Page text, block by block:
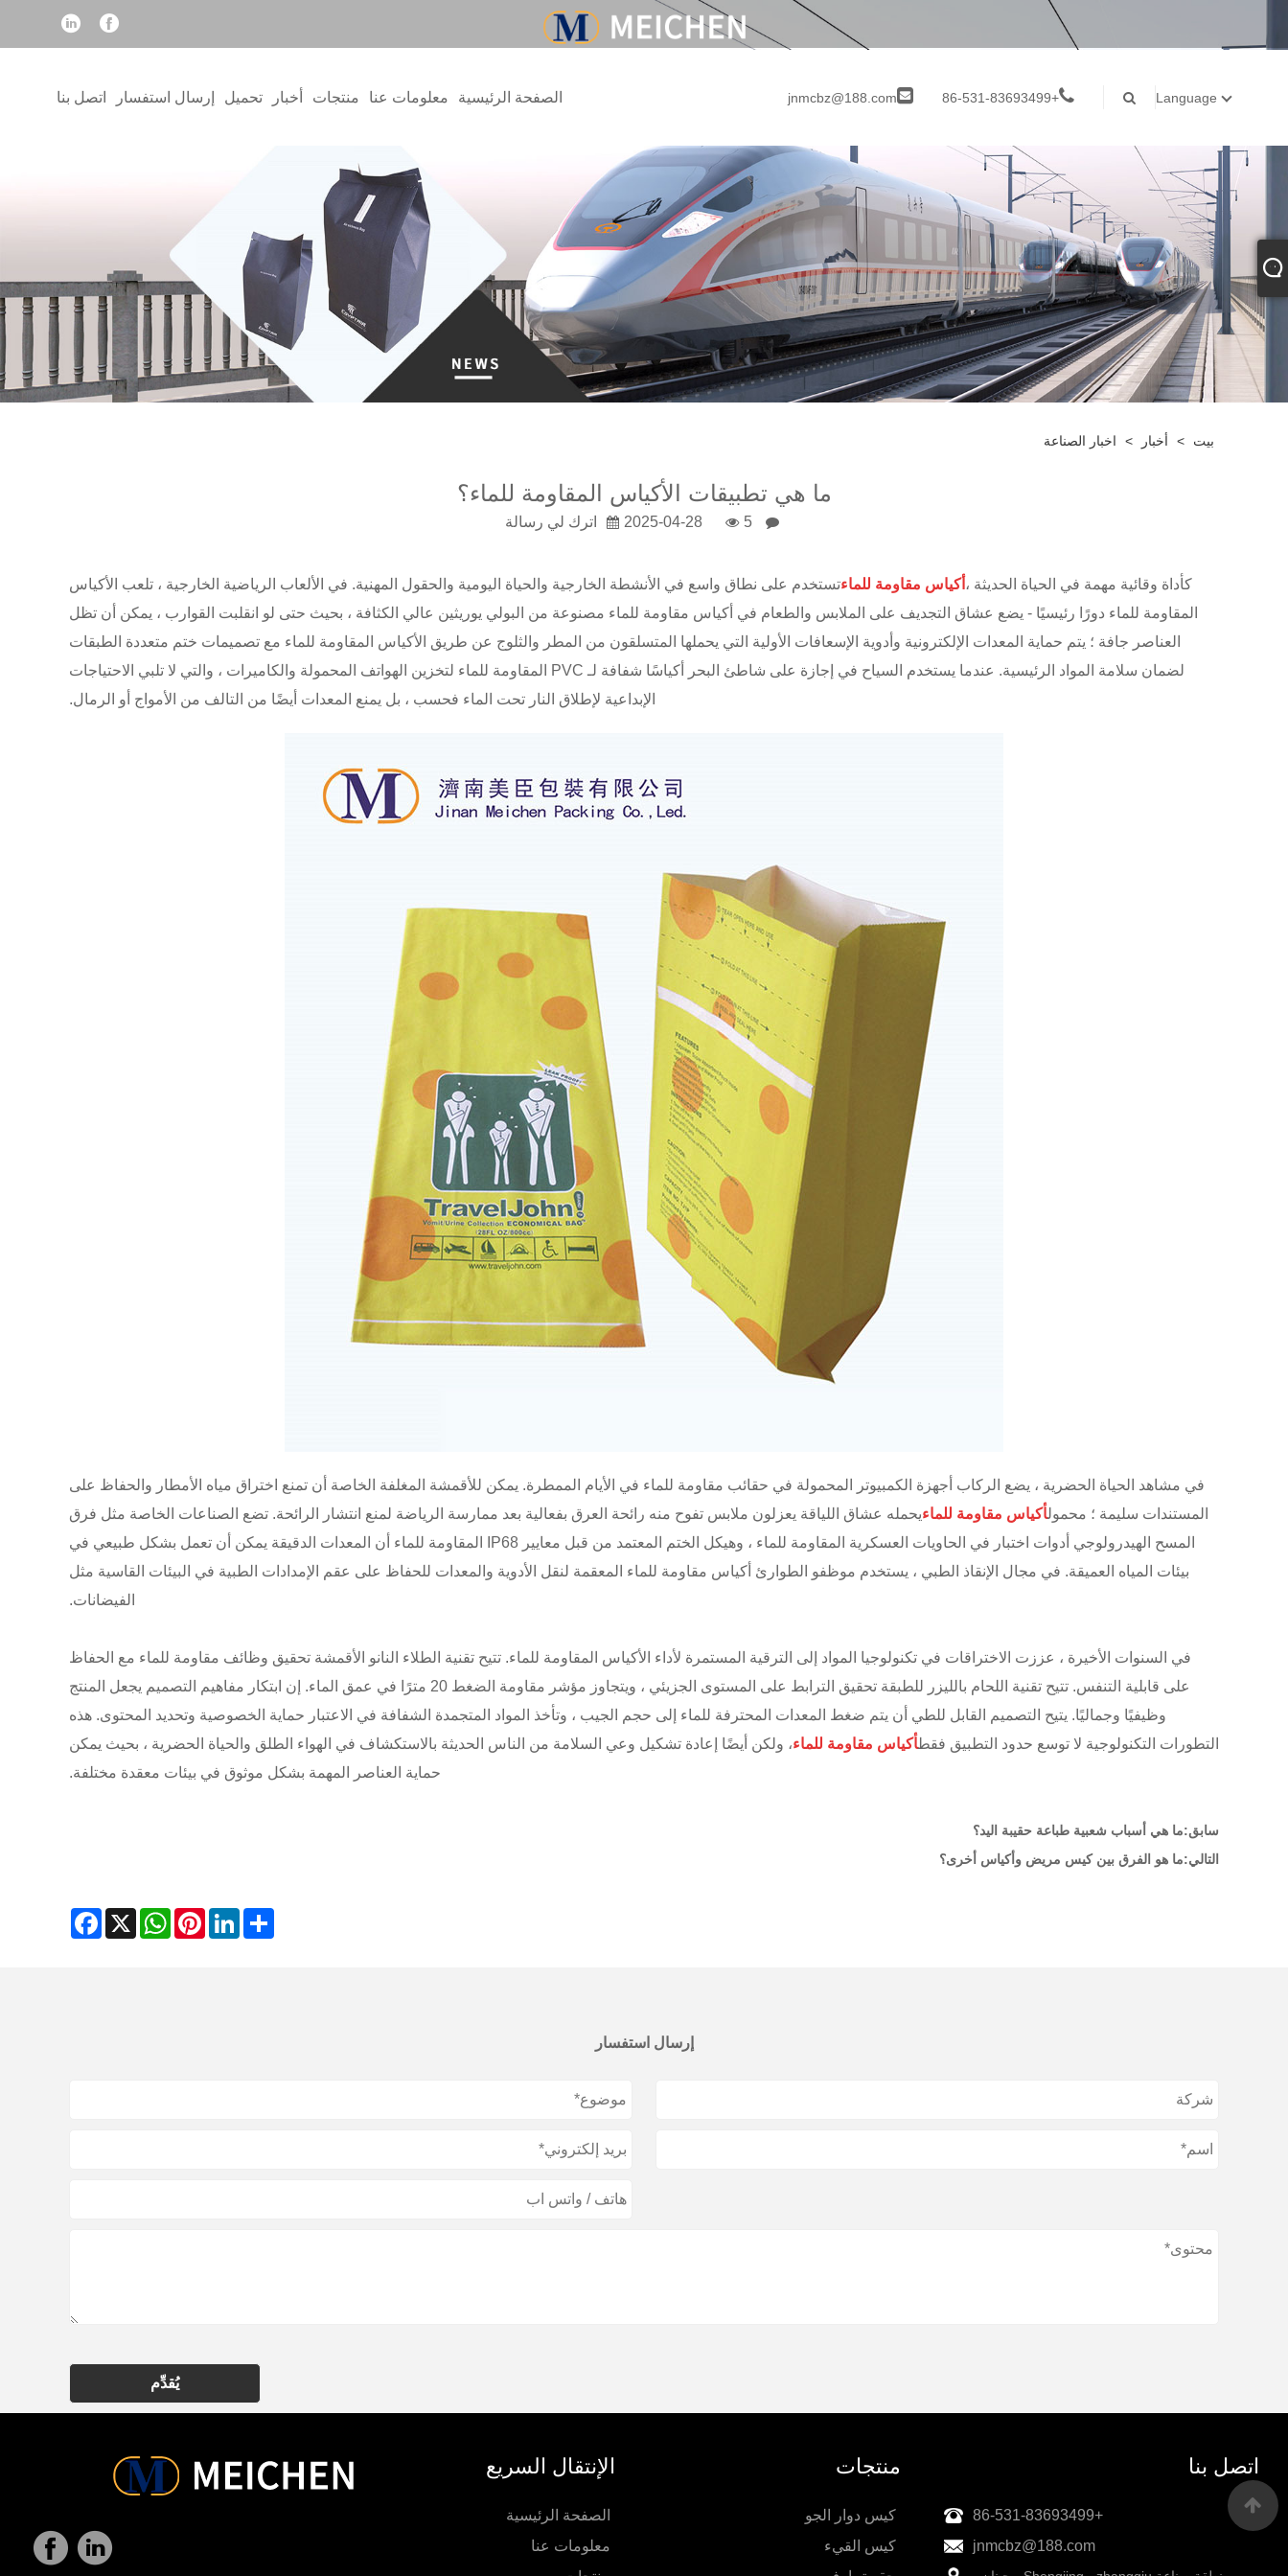
الصفحة الرئيسية معلومات عنا منتجات أخبار تحميل إرسال استفسار اتصل بنا jnmcbz@188.com +86-531-83693499 Language
بيت > أخبار > اخبار الصناعة
ما هي تطبيقات الأكياس المقاومة للماء؟
2025-04-28 5 اترك لي رسالة
كأداة وقائية مهمة في الحياة الحديثة ، أكياس مقاومة للماءتستخدم على نطاق واسع في الأنشطة الخارجية والحياة اليومية والحقول المهنية. في الألعاب الرياضية الخارجية ، تلعب الأكياس
المقاومة للماء دورًا رئيسيًا - يضع عشاق التجديف على الملابس والطعام في أكياس مقاومة للماء مصنوعة من البولي يوريثين عالي الكثافة ، بحيث حتى لو انقلبت القوارب ، يمكن أن تظل
العناصر جافة ؛ يتم حماية المعدات الإلكترونية وأدوية الإسعافات الأولية التي يحملها المتسلقون من المطر والثلوج عن طريق الأكياس المقاومة للماء مع تصميمات ختم متعددة الطبقات
لضمان سلامة المواد الرئيسية. عندما يستخدم السياح في إجازة على شاطئ البحر أكياسًا شفافة لـ PVC المقاومة للماء لتخزين الهواتف المحمولة والكاميرات ، والتي لا تلبي الاحتياجات
الإبداعية لإطلاق النار تحت الماء فحسب ، بل يمنع المعدات أيضًا من التالف من الأمواج أو الرمال.
في مشاهد الحياة الحضرية ، يضع الركاب أجهزة الكمبيوتر المحمولة في حقائب مقاومة للماء في الأيام الممطرة. يمكن للأقمشة المغلفة الخاصة أن تمنع اختراق مياه الأمطار والحفاظ على
المستندات سليمة ؛ محمولأكياس مقاومة للماءيحمله عشاق اللياقة يعزلون ملابس تفوح منه رائحة العرق بفعالية بعد ممارسة الرياضة لمنع انتشار الرائحة. تضع الصناعات الخاصة مثل فرق
المسح الهيدرولوجي أدوات اختبار في الحاويات العسكرية المقاومة للماء ، وهيكل الختم المعتمد من قبل معايير IP68 المقاومة للماء أن المعدات الدقيقة يمكن أن تعمل بشكل طبيعي في
بيئات المياه العميقة. في مجال الإنقاذ الطبي ، يستخدم موظفو الطوارئ أكياس مقاومة للماء المعقمة لنقل الأدوية والمعدات للحفاظ على عقم الإمدادات الطبية في البيئات القاسية مثل
الفيضانات.
في السنوات الأخيرة ، عززت الاختراقات في تكنولوجيا المواد إلى الترقية المستمرة لأداء الأكياس المقاومة للماء. تتيح تقنية الطلاء النانو الأقمشة تحقيق وظائف مقاومة للماء مع الحفاظ
على قابلية التنفس. تتيح تقنية اللحام بالليزر للطبقة تحقيق الترابط على المستوى الجزيئي ، ويتجاوز مؤشر مقاومة الضغط 20 مترًا في عمق الماء. إن ابتكار مفاهيم التصميم يجعل المنتج
وظيفيًا وجماليًا. يتيح التصميم القابل للطي أن يتم ضغط المعدات المحترفة للماء إلى حجم الجيب ، وتأخذ المواد المتجمدة الشفافة في الاعتبار حماية الخصوصية وتحديد المحتوى. هذه
التطورات التكنولوجية لا توسع حدود التطبيق فقطأكياس مقاومة للماء، ولكن أيضًا إعادة تشكيل وعي السلامة من الناس الحديثة بالاستكشاف في الهواء الطلق والحياة الحضرية ، بحيث يمكن
حماية العناصر المهمة بشكل موثوق في بيئات معقدة مختلفة.
سابق:ما هي أسباب شعبية طباعة حقيبة اليد؟
التالي:ما هو الفرق بين كيس مريض وأكياس أخرى؟
Facebook X
WhatsAppPinterestLinkedInShare
إرسال استفسار
يُقدِّم
الإنتقال السريع
الصفحة الرئيسية
معلومات عنا
منتجات
كيس دوار الجو
كيس القيء
اتصل بنا
+86-531-83693499
jnmcbz@188.com